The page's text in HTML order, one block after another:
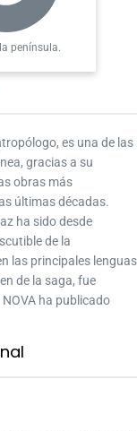
de la
península.
es una de las
gracias a su
obras más
últimas décadas.
ha sido desde
de la
las principales lenguas
de la saga, fue
ha publicado